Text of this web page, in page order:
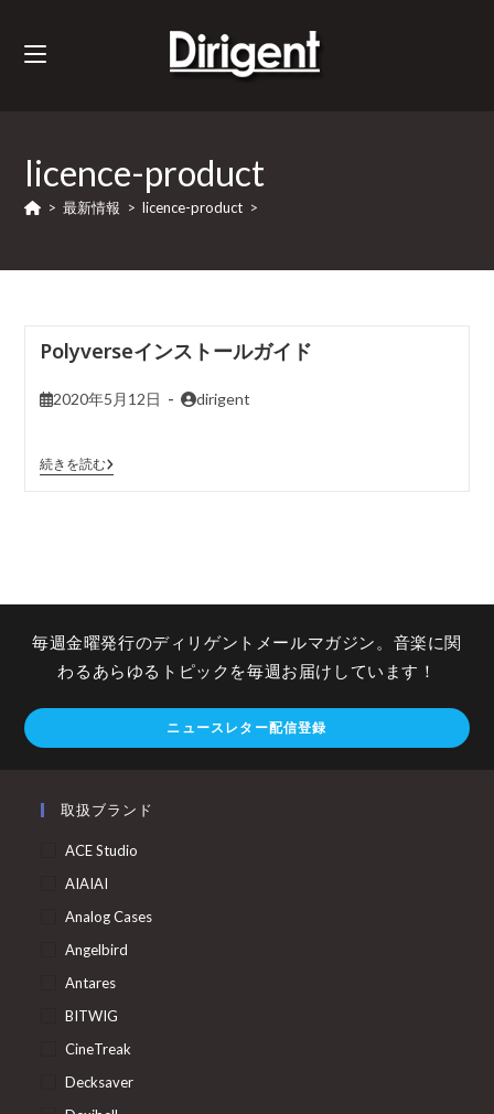
licence-product
> 最新情報 > licence-product >
Polyverseインストールガイド
2020年5月12日 dirigent
続きを読む
毎週金曜発行のディリゲントメールマガジン。音楽に関
わるあらゆるトピックを毎週お届けしています！
ニュースレター配信登録
取扱ブランド
ACE Studio
AIAIAI
Analog Cases
Angelbird
Antares
BITWIG
CineTreak
Decksaver